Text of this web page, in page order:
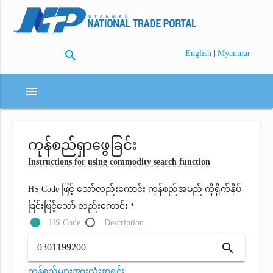
search English | Myanmar
menu
ကုန်စည်ရှာဖွေခြင်း
Instructions for using commodity search function
HS Code ဖြင့် သော်လည်းကောင်း ကုန်စည်အမည် ကိုရိုက်နှိပ်
ခြင်းဖြင့်သော် လည်းကောင်း *
HS Code
Description
search